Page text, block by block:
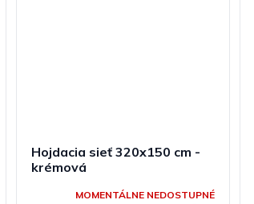
Hojdacia sieť 320x150 cm -
krémová
MOMENTÁLNE NEDOSTUPNÉ